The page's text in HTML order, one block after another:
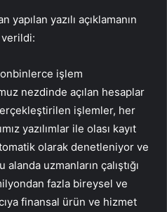
yazılı açıklamanın
işlem
nezdinde açılan hesaplar
işlemler, her
yazılımlar ile olası kayıt
olarak denetleniyor ve
uzmanların çalıştığı
fazla bireysel ve
finansal ürün ve hizmet